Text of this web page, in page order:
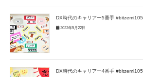
DX時代のキャリアー5番手 #bitzemi105
2023年5月22日
DX時代のキャリアー4番手 #bitzemi105